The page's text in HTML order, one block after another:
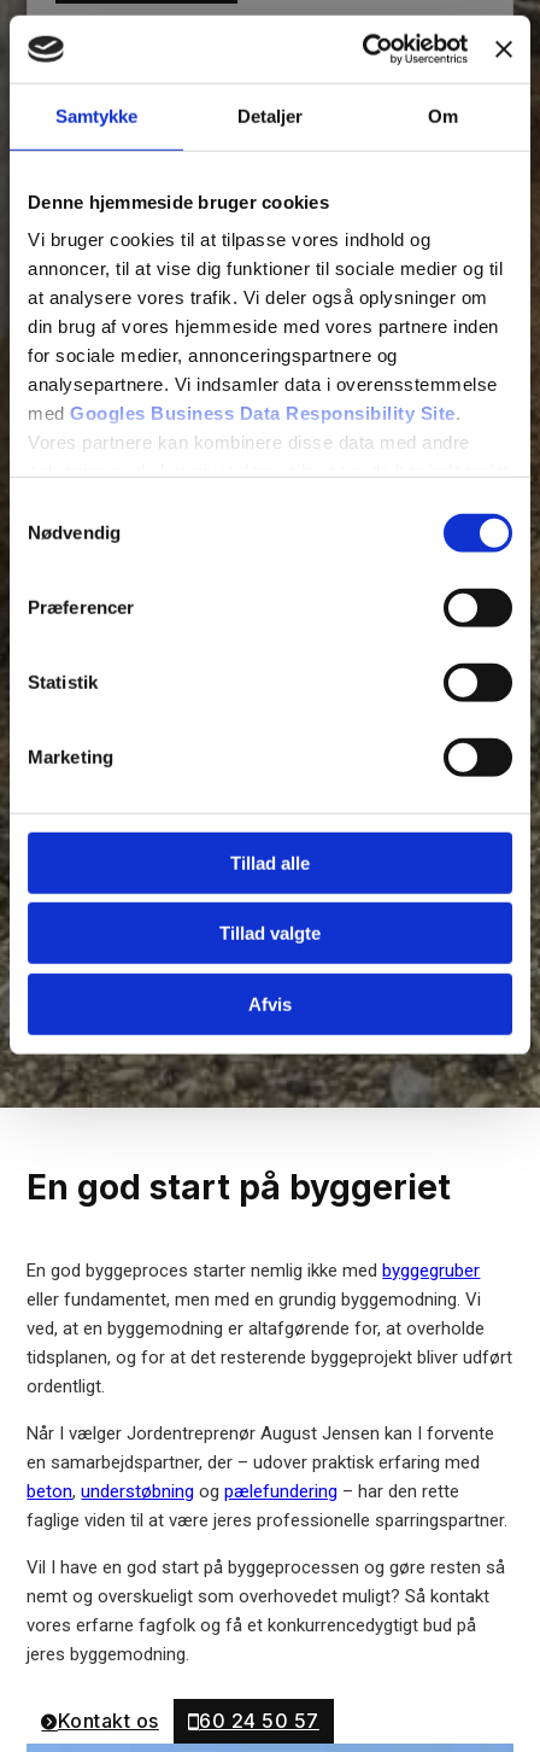
Samtykke Detaljer Om
Denne hjemmeside bruger cookies
Vi bruger cookies til at tilpasse vores indhold og
annoncer, til at vise dig funktioner til sociale medier og til
at analysere vores trafik. Vi deler også oplysninger om
din brug af vores hjemmeside med vores partnere inden
for sociale medier, annonceringspartnere og
analysepartnere. Vi indsamler data i overensstemmelse
med Googles Business Data Responsibility Site.
Vores partnere kan kombinere disse data med andre
Nødvendig
Præferencer
Statistik
Marketing
Tillad alle
Tillad valgte
Afvis
En god start på byggeriet
En god byggeproces starter nemlig ikke med byggegruber
eller fundamentet, men med en grundig byggemodning. Vi
ved, at en byggemodning er altafgørende for, at overholde
tidsplanen, og for at det resterende byggeprojekt bliver udført
ordentligt.
Når I vælger Jordentreprenør August Jensen kan I forvente
en samarbejdspartner, der – udover praktisk erfaring med
beton,understøbning ogpælefundering – har den rette
faglige viden til at være jeres professionelle sparringspartner.
Vil I have en god start på byggeprocessen og gøre resten så
nemt og overskueligt som overhovedet muligt? Så kontakt
vores erfarne fagfolk og få et konkurrencedygtigt bud på
jeres byggemodning.
Kontakt os 60 24 50 57